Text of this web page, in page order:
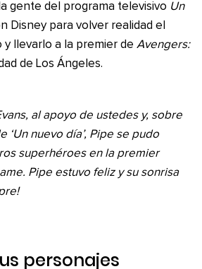
gente del programa televisivo Un
Disney para volver realidad el
llevarlo a la premier de Avengers:
de Los Ángeles.
al apoyo de ustedes y, sobre
‘Un nuevo día’, Pipe se pudo
superhéroes en la premier
Pipe estuvo feliz y su sonrisa
personajes